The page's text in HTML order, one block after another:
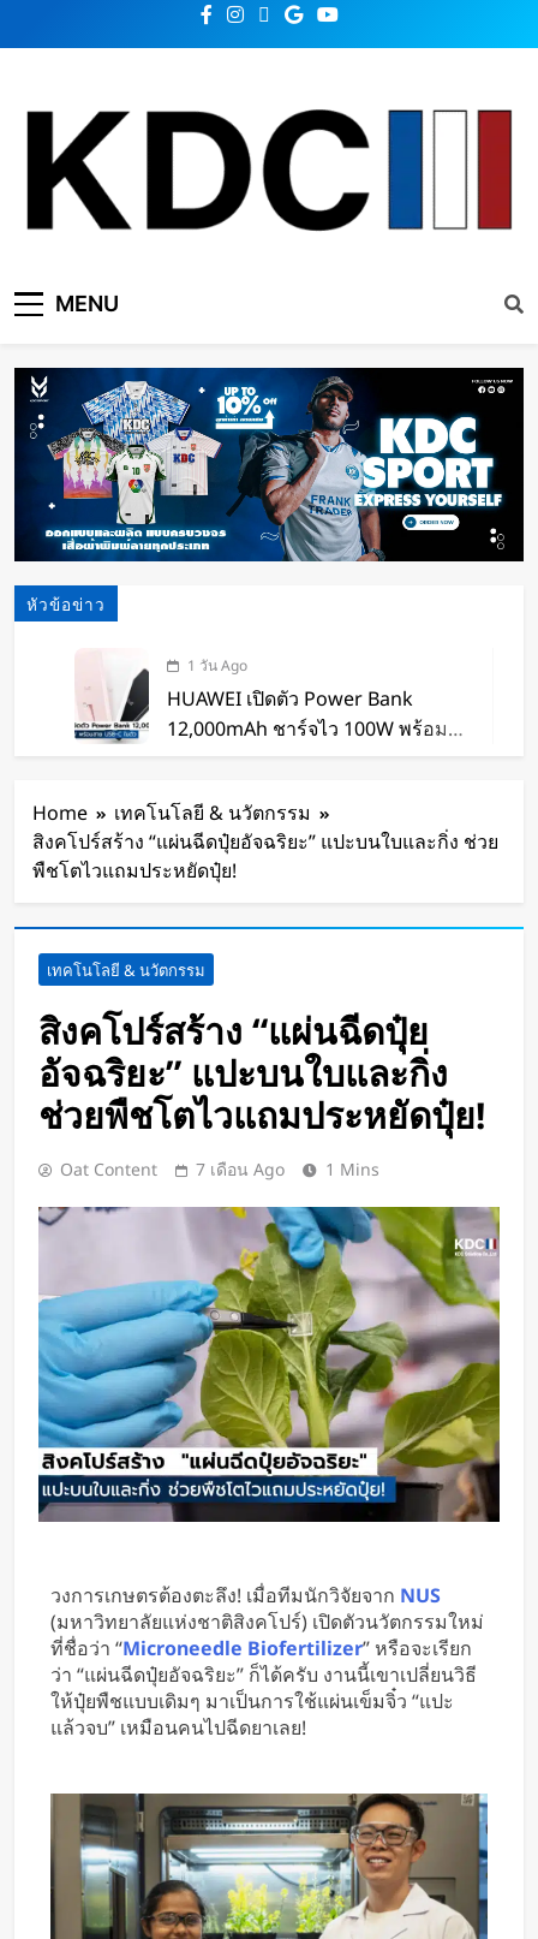
KDC SOLUTION | เคดีซี
โซลูชั่น
MENU
หัวข้อข่าว
1 วัน Ago
HUAWEI เปิดตัว Power Bank
12,000mAh ชาร์จไว 100W พร้อม
จากโชว์เทคโนโลยีสู่การทำงานจริง
1 วัน Ago
สตาร์ทอัพรัฐออริกอนพัฒนา AI Data
Center ลอยน้ำ ใช้พลังงานจากคลื่น
ทะเลผลิตไฟฟ้า และใช้น้ำทะเลช่วย
ระบายความร้อน
1 วัน Ago
จีนเปิดตัว “xianglong” เครื่องขุดอุ
โมงค์ไฮบริด เจาะ-ระเบิดหิน เครื่อง
แรกของโลก
1 วัน Ago
Google DeepMind เปิดตัว Weather
Lab แพลตฟอร์ม AI สำหรับคาด
การณ์สภาพอากาศและพายุหมุนเขต
ร้อนล่วงหน้าได้สูงสุด 15 วัน
ChatGPT ทะลุ 1 พันล้านผู้ใช้ต่อ
สัปดาห์ เร็วที่สุดในโลก AI
2 วัน Ago
Xiaomi เปิดตัว SUV พร้อมพื้นที่นอน
ชั้นบน รองรับผู้โดยสารได้ 7 ที่นั่ง
2 วัน Ago
นักวิจัย NUS CDE พัฒนา “ผิว
อิเล็กทรอนิกส์” ที่รับรู้การสัมผัสและ
ซ่อมแซมตัวเองใต้น้ำได้
2 วัน Ago
K-18M โดรนรบฝีมือคนไทย ทดสอบ
บินสำเร็จครั้งแรก
แพลตฟอร์มคาร์พูลระหว่างเมือง ช่วย
หารค่าน้ำมันและค่าทางด่วน
Home
เทคโนโลยี & นวัตกรรม
สิงคโปร์สร้าง “แผ่นฉีดปุ๋ยอัจฉริยะ” แปะบนใบและกิ่ง ช่วย
พืชโตไวแถมประหยัดปุ๋ย!
เทคโนโลยี & นวัตกรรม
สิงคโปร์สร้าง “แผ่นฉีดปุ๋ย
อัจฉริยะ” แปะบนใบและกิ่ง
ช่วยพืชโตไวแถมประหยัดปุ๋ย!
Oat Content 7 เดือน Ago 1 Mins
วงการเกษตรต้องตะลึง! เมื่อทีมนักวิจัยจาก NUS
(มหาวิทยาลัยแห่งชาติสิงคโปร์) เปิดตัวนวัตกรรมใหม่
ที่ชื่อว่า “Microneedle Biofertilizer” หรือจะเรียก
ว่า “แผ่นฉีดปุ๋ยอัจฉริยะ” ก็ได้ครับ งานนี้เขาเปลี่ยนวิธี
ให้ปุ๋ยพืชแบบเดิมๆ มาเป็นการใช้แผ่นเข็มจิ๋ว “แปะ
แล้วจบ” เหมือนคนไปฉีดยาเลย!